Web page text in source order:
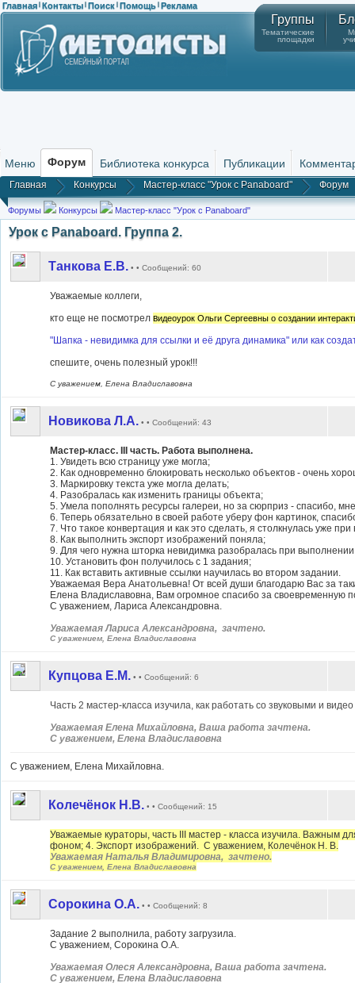
Главная | Контакты | Поиск | Помощь | Реклама
Группы
Тематические
площадки
Меню Форум Библиотека конкурса Публикации
Главная Конкурсы Мастер-класс "Урок с Panaboard" Форум
Форумы Конкурсы Мастер-класс "Урок с Panaboard"
Урок с Panaboard. Группа 2.
Танкова Е.В. • • Сообщений: 60
Уважаемые коллеги,
кто еще не посмотрел видеоурок Ольги Сергеевны о создании
"Шапка - невидимка для ссылки и её друга динамика" или как
спешите, очень полезный урок!!!
С уважением, Елена Владиславовна
Новикова Л.А. • • Сообщений: 43
Мастер-класс. III часть. Работа выполнена.
1. Увидеть всю страницу уже могла;
2. Как одновременно блокировать несколько объектов - очень
3. Маркировку текста уже могла делать;
4. Разобралась как изменить границы объекта;
5. Умела пополнять ресурсы галереи, но за сюрприз - спасибо,
6. Теперь обязательно в своей работе уберу фон картинок,
7. Что такое конвертация и как это сделать, я столкнулась уже
8. Как выполнить экспорт изображений поняла;
9. Для чего нужна шторка невидимка разобралась при
10. Установить фон получилось с 1 задания;
11. Как вставить активные ссылки научилась во втором задании.
Уважаемая Вера Анатольевна! От всей души благодарю Вас за
Елена Владиславовна, Вам огромное спасибо за
С уважением, Лариса Александровна.
Уважаемая Лариса Александровна, зачтено.
С уважением, Елена Владиславовна
Купцова Е.М. • • Сообщений: 6
Часть 2 мастер-класса изучила, как работать со звуковыми и
Уважаемая Елена Михайловна, Ваша работа зачтена.
С уважением, Елена Владиславовна
С уважением, Елена Михайловна.
Колечёнок Н.В. • • Сообщений: 15
Уважаемые кураторы, часть III мастер - класса изучила. Важным
фоном; 4. Экспорт изображений. С уважением, Колечёнок Н. В.
Уважаемая Наталья Владимировна, зачтено.
С уважением, Елена Владиславовна
Сорокина О.А. • • Сообщений: 8
Задание 2 выполнила, работу загрузила.
С уважением, Сорокина О.А.
Уважаемая Олеся Александровна, Ваша работа зачтена.
С уважением, Елена Владиславовна